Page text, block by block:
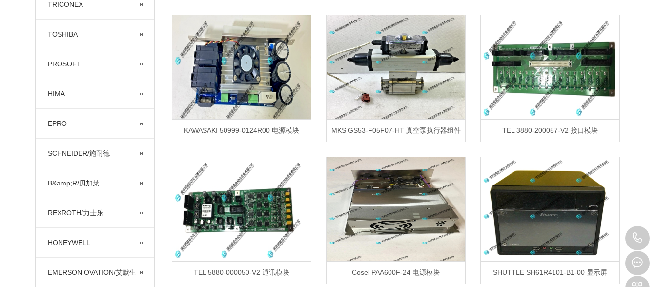
TRICONEX
TOSHIBA
PROSOFT
HIMA
EPRO
SCHNEIDER/施耐德
B&amp;R/贝加莱
REXROTH/力士乐
HONEYWELL
EMERSON OVATION/艾默生
KAWASAKI 50999-0124R00 电源模块 MKS GS53-F05F07-HT 真空泵执行器组件 TEL 3880-200057-V2 接口模块
TEL 5880-000050-V2 通讯模块 Cosel PAA600F-24 电源模块 SHUTTLE SH61R4101-B1-00 显示屏